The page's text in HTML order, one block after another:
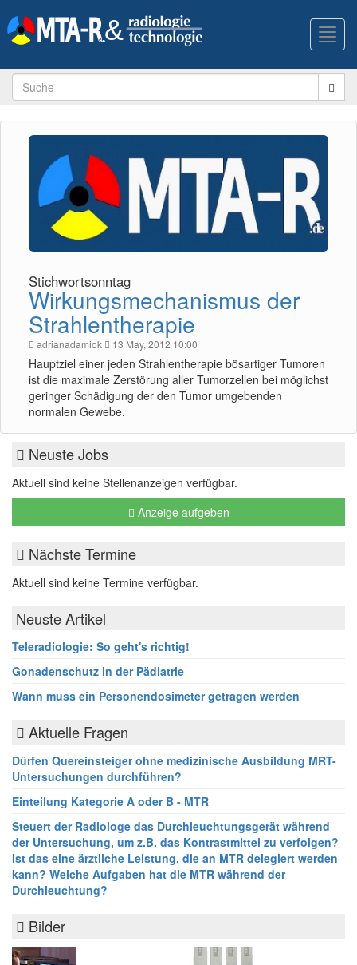
Stichwortsonntag
Wirkungsmechanismus der
Strahlentherapie
adrianadamiok 13 May, 2012 10:00
Hauptziel einer jeden Strahlentherapie bösartiger Tumoren
ist die maximale Zerstörung aller Tumorzellen bei möglichst
geringer Schädigung der den Tumor umgebenden
normalen Gewebe.
Neuste Jobs
Aktuell sind keine Stellenanzeigen verfügbar.
Anzeige aufgeben
Nächste Termine
Aktuell sind keine Termine verfügbar.
Neuste Artikel
Teleradiologie: So geht's richtig!
Gonadenschutz in der Pädiatrie
Wann muss ein Personendosimeter getragen werden
Aktuelle Fragen
Dürfen Quereinsteiger ohne medizinische Ausbildung MRT-
Untersuchungen durchführen?
Einteilung Kategorie A oder B - MTR
Steuert der Radiologe das Durchleuchtungsgerät während
der Untersuchung, um z.B. das Kontrastmittel zu verfolgen?
Ist das eine ärztliche Leistung, die an MTR delegiert werden
kann? Welche Aufgaben hat die MTR während der
Durchleuchtung?
Bilder